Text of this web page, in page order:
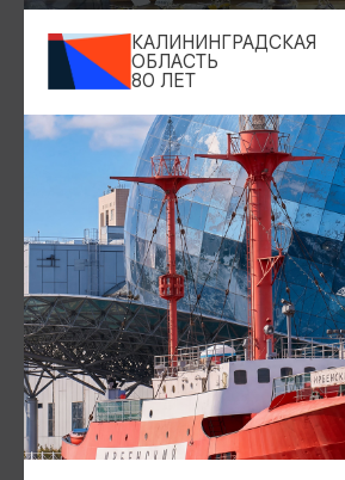
ЯНТАРНАЯ СТОЛИЦА МИРА
Янтарная лагуна
Янтарный, ул. Советская д. 61 М; г.
Светлогорск, ул. Ленина, 30а.
КАЛИНИНГРАДСКАЯ
ОБЛАСТЬ
80 ЛЕТ